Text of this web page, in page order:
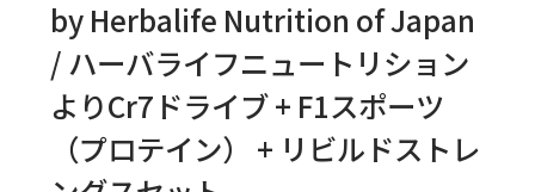
by Herbalife Nutrition of Japan
/ ハーバライフニュートリション
よりCr7ドライブ + F1スポーツ
（プロテイン） + リビルドストレ